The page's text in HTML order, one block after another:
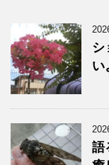
シ
い
語